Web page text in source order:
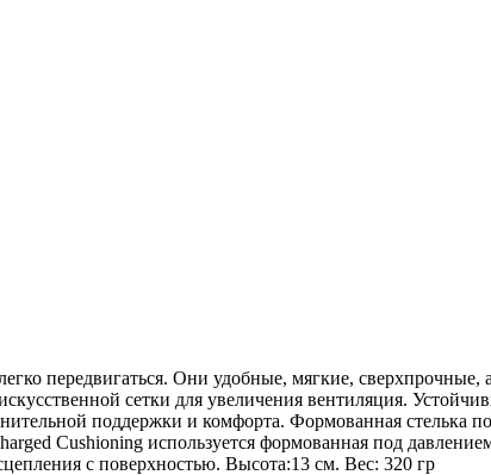
передвигаться. Они удобные, мягкие,
сетки для увеличения вентиляция.
поддержки и комфорта. Формованная стелька
Cushioning используется формованная под
с поверхностью. Высота:13 см. Вес: 320 гр